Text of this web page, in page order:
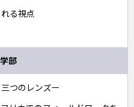
る視点
部
つのレンズー